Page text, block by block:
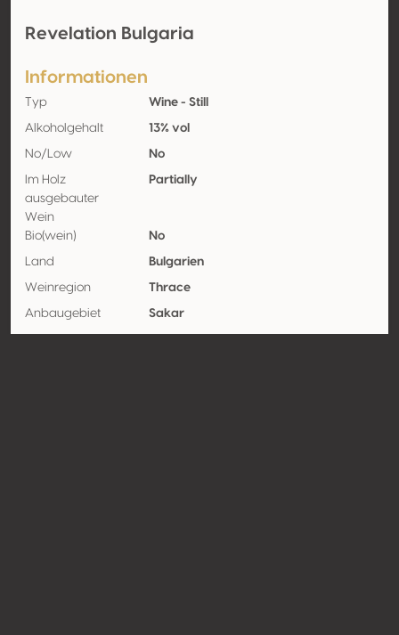
Revelation Bulgaria
Informationen
Typ Wine - Still
Alkoholgehalt 13% vol
No/Low No
Im Holz
ausgebauter
Wein
Partially
Bio(wein) No
Land Bulgarien
Weinregion Thrace
Anbaugebiet Sakar